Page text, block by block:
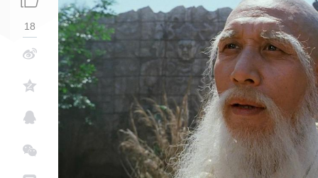
18